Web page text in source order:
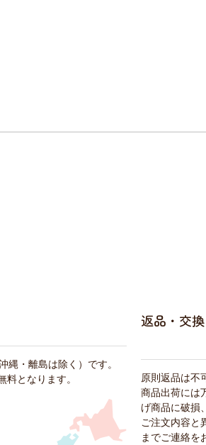
縄・離島は除く）です。
となります。
返品・交
原則返品は不
商品出荷には
げ商品に破損
ご注文内容と
までご連絡を